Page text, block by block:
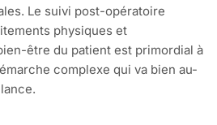
Le suivi post-opératoire
physiques et
être du patient est primordial à
complexe qui va bien au-